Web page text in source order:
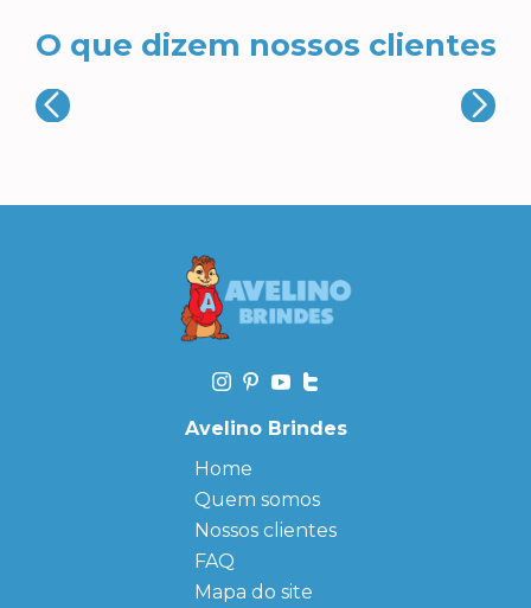
O que dizem nossos clientes
Avelino Brindes
Home
Quem somos
Nossos clientes
FAQ
Mapa do site